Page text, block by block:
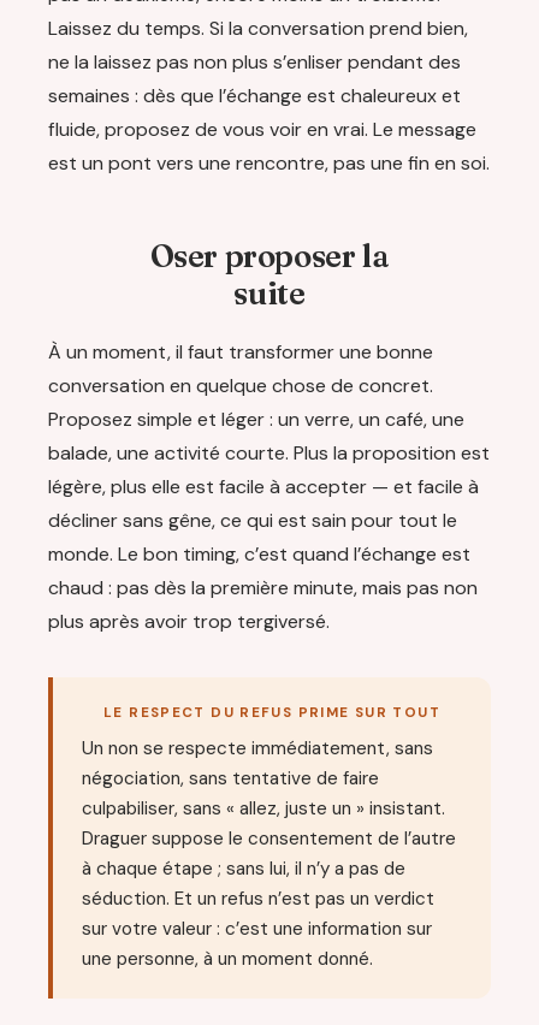
Laissez du temps. Si la conversation prend bien,
ne la laissez pas non plus s’enliser pendant des
semaines : dès que l’échange est chaleureux et
fluide, proposez de vous voir en vrai. Le message
est un pont vers une rencontre, pas une fin en soi.
Oser proposer la
suite
À un moment, il faut transformer une bonne
conversation en quelque chose de concret.
Proposez simple et léger : un verre, un café, une
balade, une activité courte. Plus la proposition est
légère, plus elle est facile à accepter — et facile à
décliner sans gêne, ce qui est sain pour tout le
monde. Le bon timing, c’est quand l’échange est
chaud : pas dès la première minute, mais pas non
plus après avoir trop tergiversé.
LE RESPECT DU REFUS PRIME SUR TOUT
Un non se respecte immédiatement, sans
négociation, sans tentative de faire
culpabiliser, sans « allez, juste un » insistant.
Draguer suppose le consentement de l’autre
à chaque étape ; sans lui, il n’y a pas de
séduction. Et un refus n’est pas un verdict
sur votre valeur : c’est une information sur
une personne, à un moment donné.